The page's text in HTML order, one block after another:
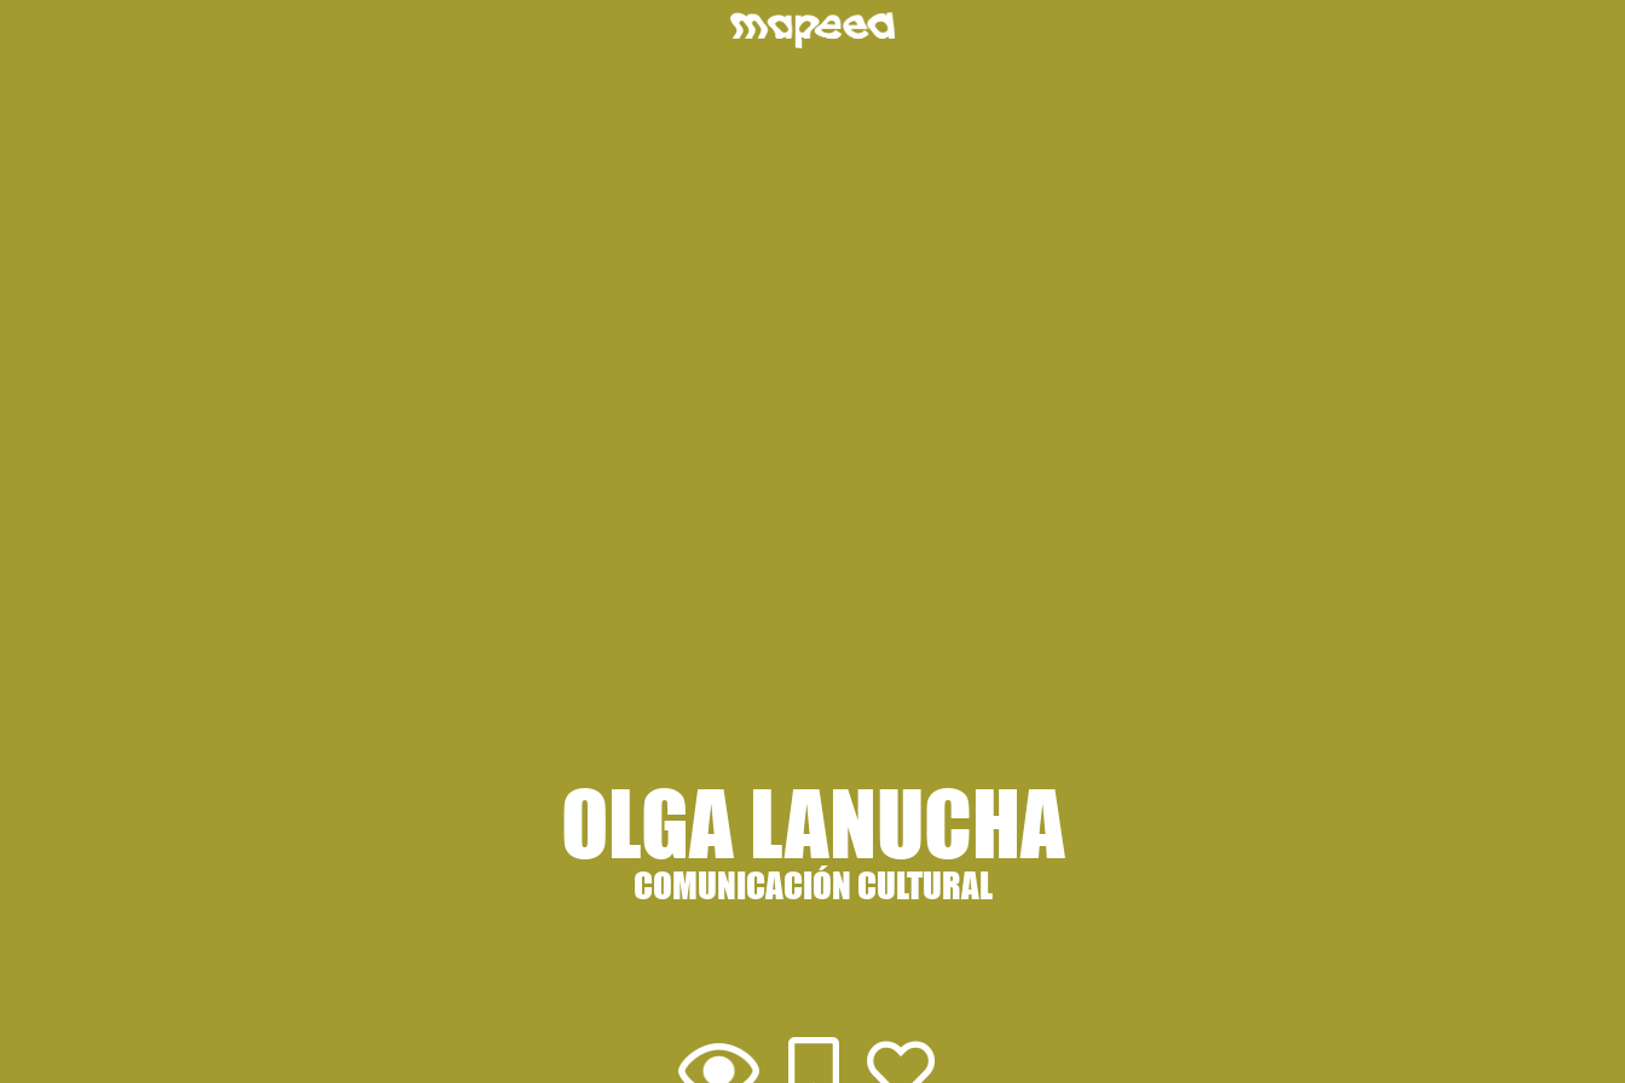
OLGA LANUCHA
COMUNICACIÓN CULTURAL